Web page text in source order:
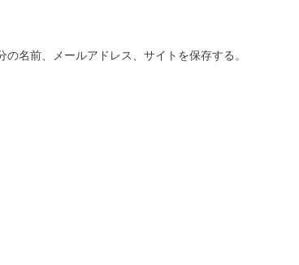
名前、メールアドレス、サイトを保存する。